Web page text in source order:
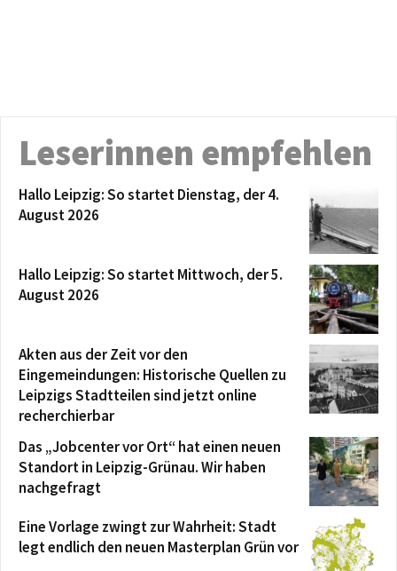
Leserinnen empfehlen
Hallo Leipzig: So startet Dienstag, der 4.
August 2026
Hallo Leipzig: So startet Mittwoch, der 5.
August 2026
Akten aus der Zeit vor den
Eingemeindungen: Historische Quellen zu
Leipzigs Stadtteilen sind jetzt online
recherchierbar
Das „Jobcenter vor Ort“ hat einen neuen
Standort in Leipzig-Grünau. Wir haben
nachgefragt
Eine Vorlage zwingt zur Wahrheit: Stadt
legt endlich den neuen Masterplan Grün vor